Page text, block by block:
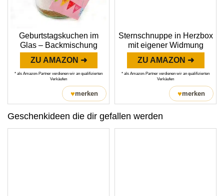
Geburtstagskuchen im
Glas – Backmischung
ZU AMAZON ➜
* als Amazon-Partner verdienen wir an qualifizierten
Verkäufen
♥merken
Sternschnuppe in Herzbox
mit eigener Widmung
ZU AMAZON ➜
* als Amazon-Partner verdienen wir an qualifizierten
Verkäufen
♥merken
Geschenkideen die dir gefallen werden